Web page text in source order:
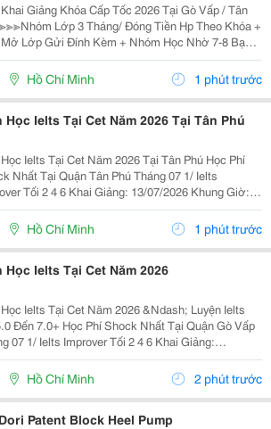
Giảng Khóa Cấp Tốc 2026 Tại Gò Vấp / Tân
Lớp Gửi Đính Kèm + Nhóm Học Nhờ 7-8 Bạn/
Giáo Trình Ielts Có Band Điểm Lộ Trình, Sách
Ngoài Bám Sát + Chia Đều 4 Kỹ...
Hồ Chí Minh 1 phút trước
Học Ielts Tại Cet Năm 2026 Tại Tân Phú
Ielts Tại Cet Năm 2026 Tại Tân Phú Học Phí
Tại Quận Tân Phú Tháng 07 1/ Ielts
6 Khai Giảng: 13/07/2026 Khung Giờ:
Phí Ưu Đãi 5% Khi Đăng Ký 2/ Ielts
Basic Tối 3 5 7 Khai...
Hồ Chí Minh 1 phút trước
Học Ielts Tại Cet Năm 2026
Ielts Tại Cet Năm 2026 &Ndash; Luyện Ielts
Phí Shock Nhất Tại Quận Gò Vấp
Tối 2 4 6 Khai Giảng:
Đến 21:00 Học Phí Ưu Đãi
5% Khi Đăng Ký 2/ Ielts...
Hồ Chí Minh 2 phút trước
Patent Block Heel Pump